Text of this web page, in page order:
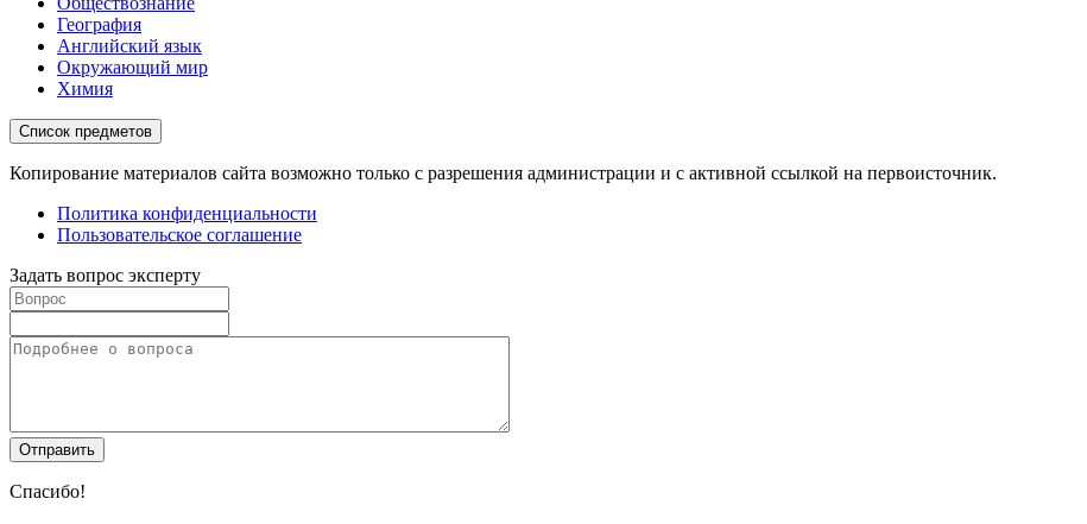
География
Английский язык
Окружающий мир
Химия
Список предметов
Копирование материалов сайта возможно только с разрешения администрации и с активной ссылкой на первоисточник.
Политика конфиденциальности
Пользовательское соглашение
Задать вопрос эксперту
Спасибо!